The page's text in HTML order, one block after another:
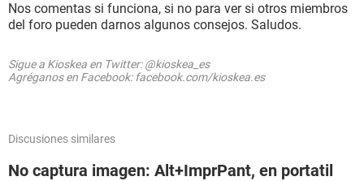
Nos comentas si funciona, si no para ver si otros miembros
del foro pueden darnos algunos consejos. Saludos.
Sigue a Kioskea en Twitter: @kioskea_es
Agréganos en Facebook: facebook.com/kioskea.es
Discusiones similares
No captura imagen: Alt+ImprPant, en portatil